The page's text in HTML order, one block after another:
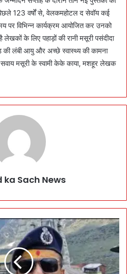
123 वर्षों से, वेलकमहोटल द सेवॉय कई
पर विभिन्न कार्यक्रम आयोजित कर उनको
लेखकों के लिए पहाड़ों की रानी मसूरी पसंदीदा
की लंबी आयु और अच्छे स्वास्थ्य की कामना
मसूरी के स्वामी केके काया, मशहूर लेखक
ka Sach News